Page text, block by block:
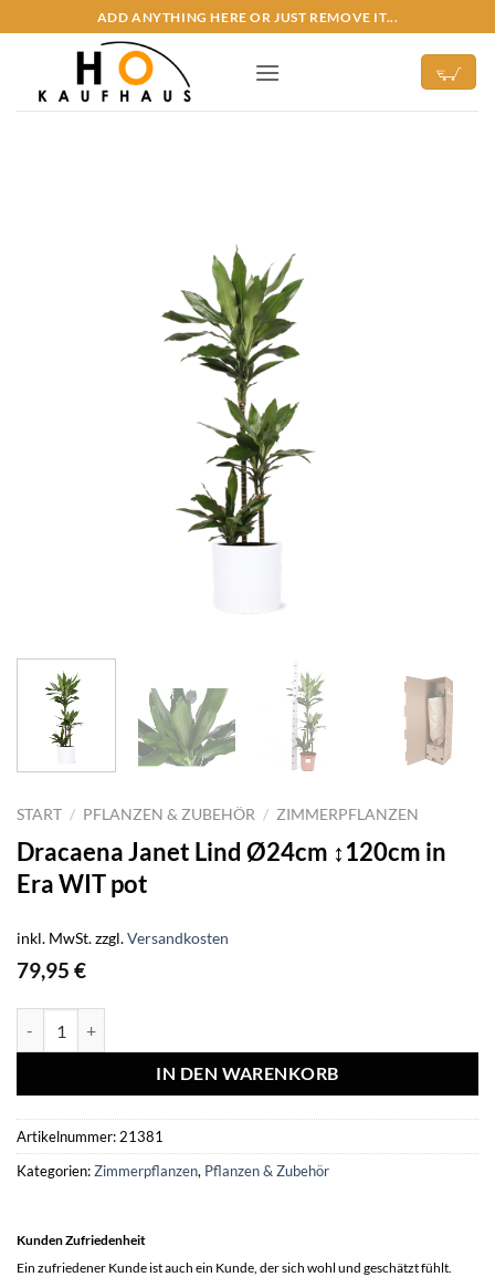
Inhalt
ADD ANYTHING HERE OR JUST REMOVE IT...
START / PFLANZEN & ZUBEHÖR / ZIMMERPFLANZEN
Dracaena Janet Lind Ø24cm ↕120cm in
Era WIT pot
inkl. MwSt.zzgl.Versandkosten
79,95 €
IN DEN WARENKORB
Artikelnummer: 21381
Kategorien:Zimmerpflanzen, Pflanzen & Zubehör
Kunden Zufriedenheit
Ein zufriedener Kunde ist auch ein Kunde, der sich wohl und geschätzt fühlt.